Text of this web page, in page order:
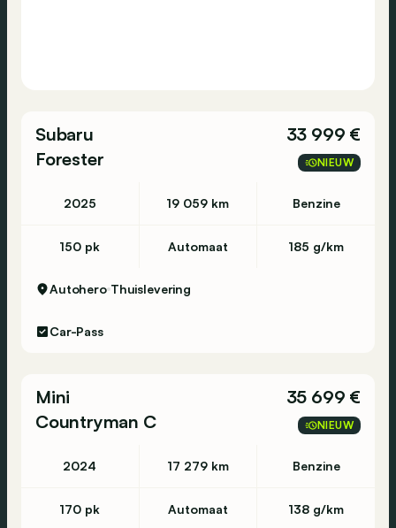
Subaru
Forester
33 999 €
NIEUW
2025 19 059 km Benzine
150 pk Automaat 185 g/km
Autohero Thuislevering
Car-Pass
Mini
Countryman C
35 699 €
NIEUW
2024 17 279 km Benzine
170 pk Automaat 138 g/km